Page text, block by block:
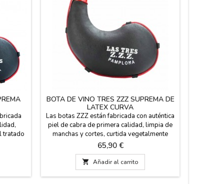
tratado
hecha
BOTA DE VINO TRES ZZZ SUPREMA DE
LATEX CURVA
Las botas ZZZ están fabricada con auténtica
piel de cabra de primera calidad, limpia de
manchas y cortes, curtida vegetalmente
mediante un proceso artesanal y tratada
por impregnación. Costura de la bota
reforzada mediante triple cosido. Brocal
superior de cierre en baquelita, totalmente
hermético. Impermeabilización interior
Precio
65,90 €
 Añadir al carrito